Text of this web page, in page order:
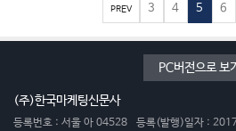
PREV 3 4 5 6
PC버전으로 보기
(주)한국마케팅신문사
등록번호 : 서울 아 04528 등록(발행)일자 :